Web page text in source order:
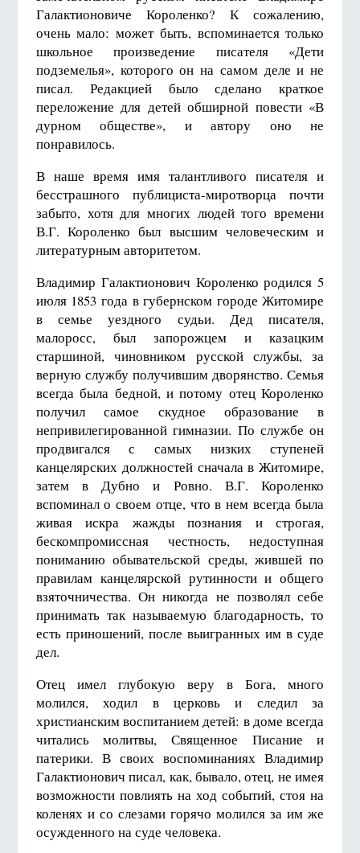
Галактионовиче Короленко? К сожалению,
очень мало: может быть, вспоминается только
школьное произведение писателя «Дети
подземелья», которого он на самом деле и не
писал. Редакцией было сделано краткое
переложение для детей обширной повести «В
дурном обществе», и автору оно не
понравилось.
В наше время имя талантливого писателя и
бесстрашного публициста-миротворца почти
забыто, хотя для многих людей того времени
В.Г. Короленко был высшим человеческим и
литературным авторитетом.
Владимир Галактионович Короленко родился 5
июля 1853 года в губернском городе Житомире
в семье уездного судьи. Дед писателя,
малоросс, был запорожцем и казацким
старшиной, чиновником русской службы, за
верную службу получившим дворянство. Семья
всегда была бедной, и потому отец Короленко
получил самое скудное образование в
непривилегированной гимназии. По службе он
продвигался с самых низких ступеней
канцелярских должностей сначала в Житомире,
затем в Дубно и Ровно. В.Г. Короленко
вспоминал о своем отце, что в нем всегда была
живая искра жажды познания и строгая,
бескомпромиссная честность, недоступная
пониманию обывательской среды, жившей по
правилам канцелярской рутинности и общего
взяточничества. Он никогда не позволял себе
принимать так называемую благодарность, то
есть приношений, после выигранных им в суде
дел.
Отец имел глубокую веру в Бога, много
молился, ходил в церковь и следил за
христианским воспитанием детей: в доме всегда
читались молитвы, Священное Писание и
патерики. В своих воспоминаниях Владимир
Галактионович писал, как, бывало, отец, не имея
возможности повлиять на ход событий, стоя на
коленях и со слезами горячо молился за им же
осужденного на суде человека.